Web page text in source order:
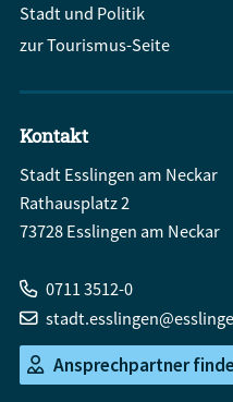
Stadt und Politik
zur Tourismus-Seite
Kontakt
Stadt Esslingen am Neckar
Rathausplatz 2
73728 Esslingen am Neckar
0711 3512-0
Ansprechpartner